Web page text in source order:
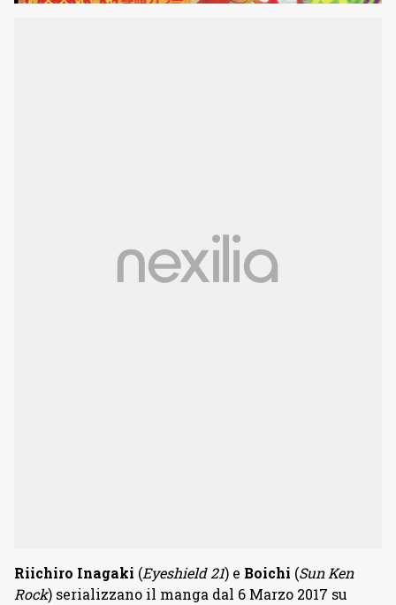
Riichiro Inagaki (Eyeshield 21) e Boichi (Sun Ken
Rock) serializzano il manga dal 6 Marzo 2017 su